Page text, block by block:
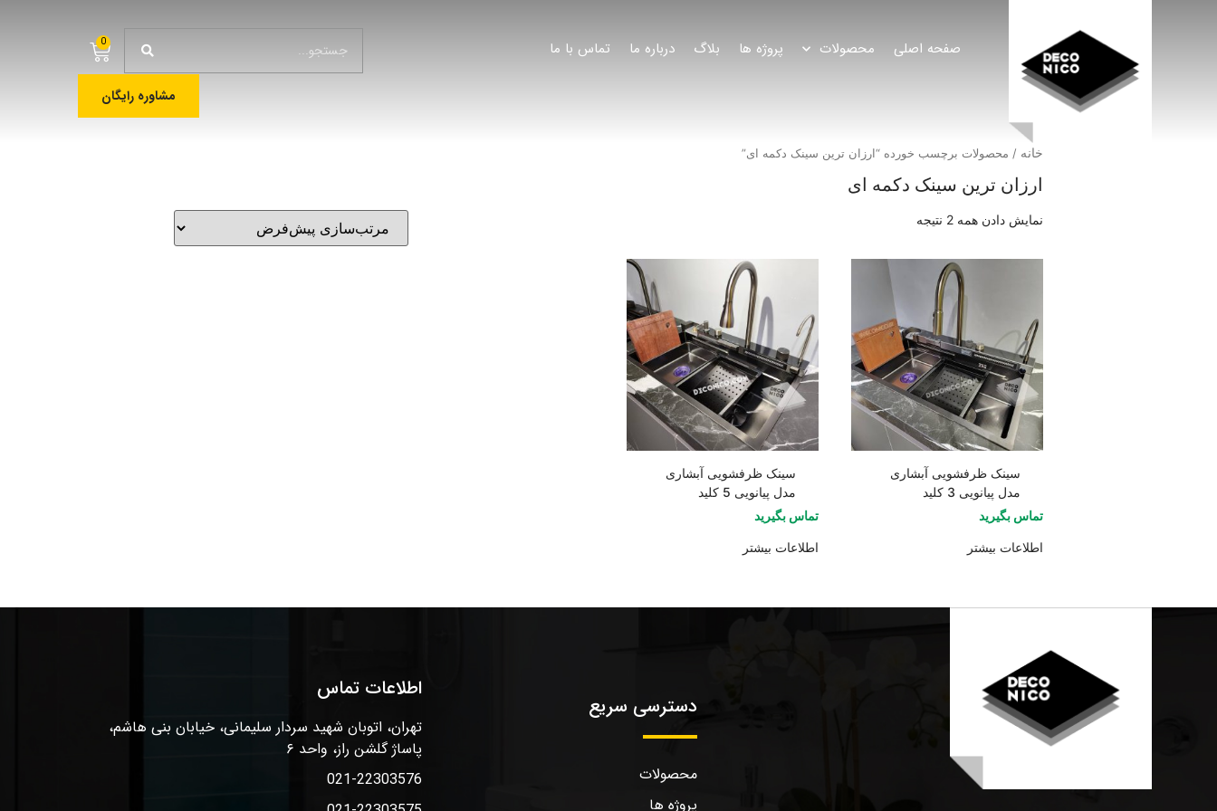
صفحه اصلی محصولات پروژه ها بلاگ درباره ما تماس با ما 0
مشاوره رایگان
خانه / محصولات برچسب خورده “ارزان ترین سینک دکمه ای”
ارزان ترین سینک دکمه ای
نمایش دادن همه 2 نتیجه
سینک ظرفشویی آبشاری
مدل پیانویی 3 کلید
تماس بگیرید
اطلاعات بیشتر
سینک ظرفشویی آبشاری
مدل پیانویی 5 کلید
تماس بگیرید
اطلاعات بیشتر
دسترسی سریع
محصولات
پروژه ها
اطلاعات تماس
تهران، اتوبان شهید سردار سلیمانی، خیابان بنی هاشم،
پاساژ گلشن راز، واحد ۶
021-22303576